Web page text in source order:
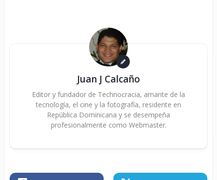
Juan J Calcaño
Editor y fundador de Technocracia, amante de la
tecnología, el cine y la fotografía, residente en
República Dominicana y se desempeña
profesionalmente como Webmaster.